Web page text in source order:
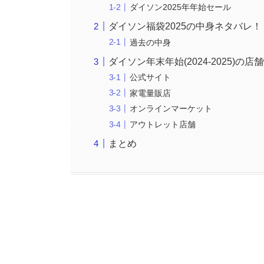
ダイソン2025年年始セール
ダイソン福袋2025の中身ネタバレ！
過去の中身
ダイソン年末年始(2024-2025)の店
公式サイト
家電量販店
オンラインマーケット
アウトレット店舗
まとめ